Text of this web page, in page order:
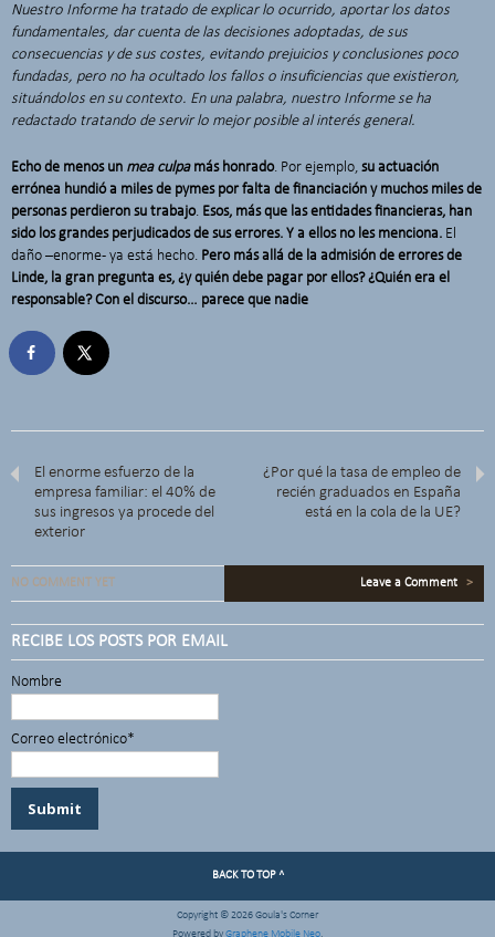
Nuestro Informe ha tratado de explicar lo ocurrido, aportar los datos
fundamentales, dar cuenta de las decisiones adoptadas, de sus
consecuencias y de sus costes, evitando prejuicios y conclusiones poco
fundadas, pero no ha ocultado los fallos o insuficiencias que existieron,
situándolos en su contexto. En una palabra, nuestro Informe se ha
redactado tratando de servir lo mejor posible al interés general.
Echo de menos un mea culpamás honrado. Por ejemplo, su actuación
errónea hundió a miles de pymes por falta de financiación y muchos miles de
personas perdieron su trabajo. Esos, más que las entidades financieras, han
sido los grandes perjudicados de sus errores. Y a ellos no les menciona. El
daño –enorme- ya está hecho. Pero más allá de la admisión de errores de
Linde, la gran pregunta es, ¿y quién debe pagar por ellos? ¿Quién era el
responsable? Con el discurso… parece que nadie
El enorme esfuerzo de la
empresa familiar: el 40% de
sus ingresos ya procede del
exterior
¿Por qué la tasa de empleo de
recién graduados en España
está en la cola de la UE?
NO COMMENT YET Leave a Comment >
RECIBE LOS POSTS POR EMAIL
Nombre
Correo electrónico*
BACK TO TOP ^
Copyright © 2026 Goula's Corner
Powered byGraphene Mobile Neo.